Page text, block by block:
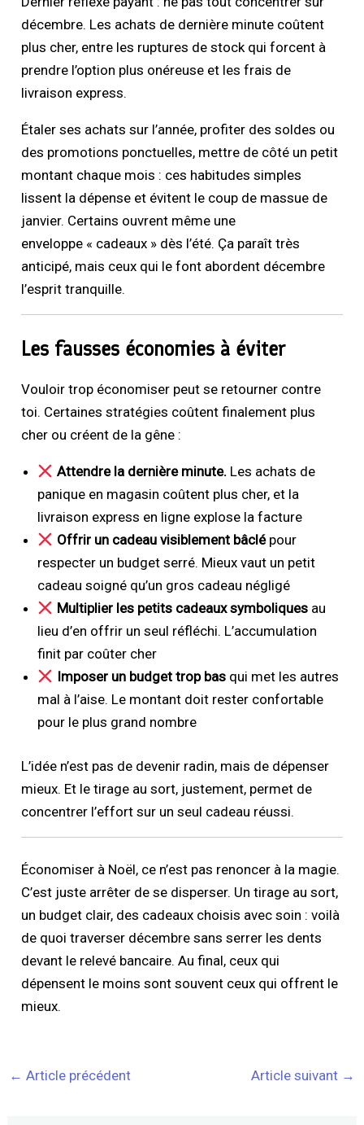
décembre. Les achats de dernière minute coûtent
plus cher, entre les ruptures de stock qui forcent à
prendre l’option plus onéreuse et les frais de
livraison express.
Étaler ses achats sur l’année, profiter des soldes ou
des promotions ponctuelles, mettre de côté un petit
montant chaque mois : ces habitudes simples
lissent la dépense et évitent le coup de massue de
janvier. Certains ouvrent même une
enveloppe « cadeaux » dès l’été. Ça paraît très
anticipé, mais ceux qui le font abordent décembre
l’esprit tranquille.
Les fausses économies à éviter
Vouloir trop économiser peut se retourner contre
toi. Certaines stratégies coûtent finalement plus
cher ou créent de la gêne :
Attendre la dernière minute. Les achats de
panique en magasin coûtent plus cher, et la
livraison express en ligne explose la facture
Offrir un cadeau visiblement bâclépour
respecter un budget serré. Mieux vaut un petit
cadeau soigné qu’un gros cadeau négligé
Multiplier les petits cadeaux symboliquesau
lieu d’en offrir un seul réfléchi. L’accumulation
finit par coûter cher
Imposer un budget trop basqui met les autres
mal à l’aise. Le montant doit rester confortable
pour le plus grand nombre
L’idée n’est pas de devenir radin, mais de dépenser
mieux. Et le tirage au sort, justement, permet de
concentrer l’effort sur un seul cadeau réussi.
Économiser à Noël, ce n’est pas renoncer à la magie.
C’est juste arrêter de se disperser. Un tirage au sort,
un budget clair, des cadeaux choisis avec soin : voilà
de quoi traverser décembre sans serrer les dents
devant le relevé bancaire. Au final, ceux qui
dépensent le moins sont souvent ceux qui offrent le
mieux.
← Article précédent Article suivant →